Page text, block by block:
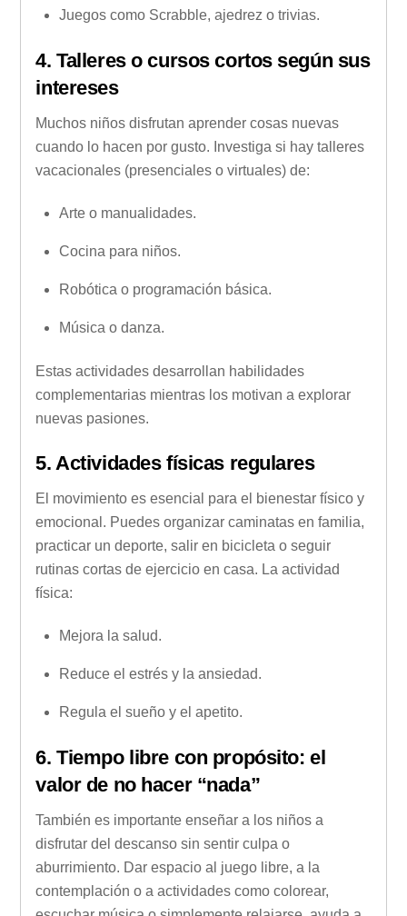
Juegos como Scrabble, ajedrez o trivias.
4. Talleres o cursos cortos según sus
intereses
Muchos niños disfrutan aprender cosas nuevas
cuando lo hacen por gusto. Investiga si hay talleres
vacacionales (presenciales o virtuales) de:
Arte o manualidades.
Cocina para niños.
Robótica o programación básica.
Música o danza.
Estas actividades desarrollan habilidades
complementarias mientras los motivan a explorar
nuevas pasiones.
5. Actividades físicas regulares
El movimiento es esencial para el bienestar físico y
emocional. Puedes organizar caminatas en familia,
practicar un deporte, salir en bicicleta o seguir
rutinas cortas de ejercicio en casa. La actividad
física:
Mejora la salud.
Reduce el estrés y la ansiedad.
Regula el sueño y el apetito.
6. Tiempo libre con propósito: el
valor de no hacer “nada”
También es importante enseñar a los niños a
disfrutar del descanso sin sentir culpa o
aburrimiento. Dar espacio al juego libre, a la
contemplación o a actividades como colorear,